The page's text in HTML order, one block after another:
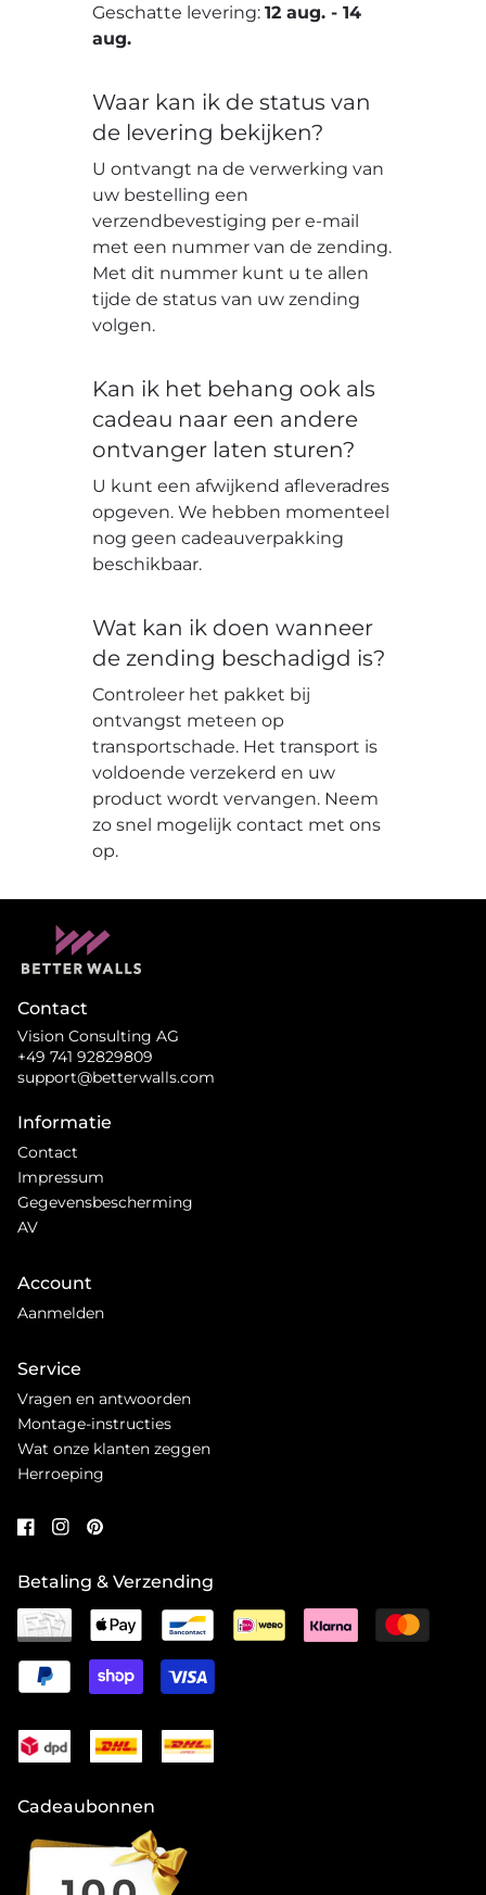
Geschatte levering:12 aug. -14
aug.
Waar kan ik de status van
de levering bekijken?
U ontvangt na de verwerking van
uw bestelling een
verzendbevestiging per e-mail
met een nummer van de zending.
Met dit nummer kunt u te allen
tijde de status van uw zending
volgen.
Kan ik het behang ook als
cadeau naar een andere
ontvanger laten sturen?
U kunt een afwijkend afleveradres
opgeven. We hebben momenteel
nog geen cadeauverpakking
beschikbaar.
Wat kan ik doen wanneer
de zending beschadigd is?
Controleer het pakket bij
ontvangst meteen op
transportschade. Het transport is
voldoende verzekerd en uw
product wordt vervangen. Neem
zo snel mogelijk contact met ons
op.
Contact
Vision Consulting AG
+49 741 92829809
support@betterwalls.com
Informatie
Contact
Impressum
Gegevensbescherming
AV
Account
Aanmelden
Service
Vragen en antwoorden
Montage-instructies
Wat onze klanten zeggen
Herroeping
Betaling & Verzending
Cadeaubonnen